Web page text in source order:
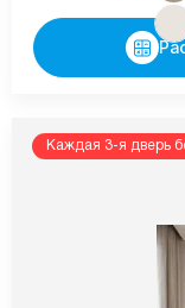
Каждая 3-я дверь